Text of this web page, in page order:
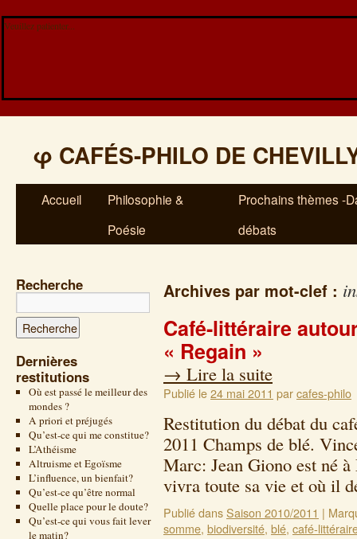
Veuillez patienter...
φ CAFÉS-PHILO DE
Accueil
Philosophie &
Poésie
Prochains thèmes -
débats
Recherche
Dernières
restitutions
Où est passé le meilleur des
mondes ?
A priori et préjugés
Qu’est-ce qui me constitue?
L’Athéisme
Altruisme et Egoïsme
L’influence, un bienfait?
Qu’est-ce qu’être normal
Quelle place pour le doute?
Qu’est-ce qui vous fait lever
le matin?
Archives par mot-clef :
Café-littéraire
« Regain »
→ Lire la suite
Publié le24 mai 2011 parcafes-philo
Restitution du débat du
2011 Champs de blé.
Marc: Jean Giono est né
vivra toute sa vie et où il
Publié dansSaison 2010/2011 |
somme, biodiversité, blé, café-